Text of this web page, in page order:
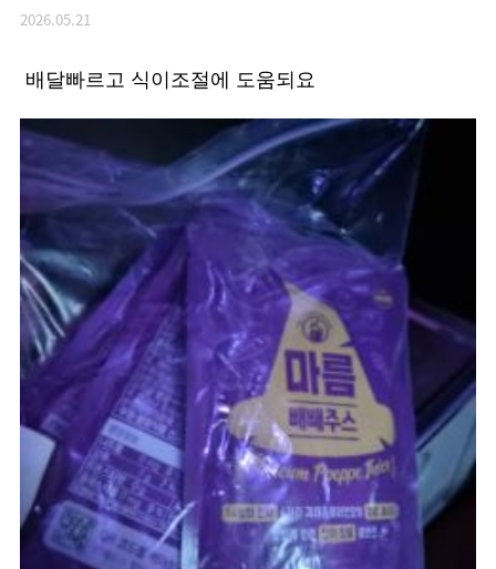
2026.05.21
배달빠르고 식이조절에 도움되요